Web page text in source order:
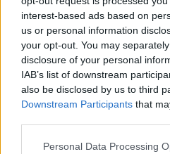
interest-based ads based on
us or personal information
your opt-out. You may
disclosure of your personal
IAB’s list of downstream
also be disclosed by us to third
Downstream Participants that
Please note that this website/
Personal Data Processing
Διαβάστε